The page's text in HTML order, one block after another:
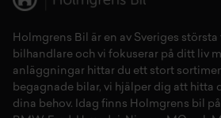
Holmgrens Bil är en av Sveriges
bilhandlare och vi fokuserar på ditt liv
anläggningar hittar du ett stort
begagnade bilar, vi hjälper dig att hitta
dina behov. Idag finns Holmgrens bil